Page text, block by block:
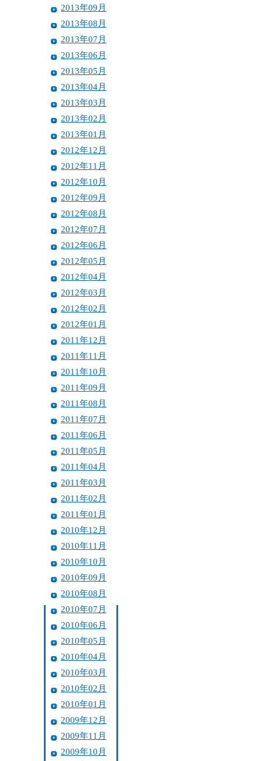
2013年09月
2013年08月
2013年07月
2013年06月
2013年05月
2013年04月
2013年03月
2013年02月
2013年01月
2012年12月
2012年11月
2012年10月
2012年09月
2012年08月
2012年07月
2012年06月
2012年05月
2012年04月
2012年03月
2012年02月
2012年01月
2011年12月
2011年11月
2011年10月
2011年09月
2011年08月
2011年07月
2011年06月
2011年05月
2011年04月
2011年03月
2011年02月
2011年01月
2010年12月
2010年11月
2010年10月
2010年09月
2010年08月
2010年07月
2010年06月
2010年05月
2010年04月
2010年03月
2010年02月
2010年01月
2009年12月
2009年11月
2009年10月